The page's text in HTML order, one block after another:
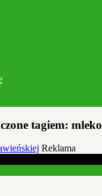
tagiem: mleko
Reklama